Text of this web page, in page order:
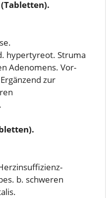
hypertyreot. Struma
Adenomens. Vor-
zur
b. schweren